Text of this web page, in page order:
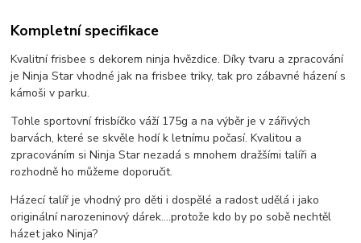
Kompletní specifikace
Kvalitní frisbee s dekorem ninja hvězdice. Díky tvaru a zpracování
je Ninja Star vhodné jak na frisbee triky, tak pro zábavné házení s
kámoši v parku.
Tohle sportovní frisbíčko váží 175g a na výběr je v zářivých
barvách, které se skvěle hodí k letnímu počasí. Kvalitou a
zpracováním si Ninja Star nezadá s mnohem dražšími talíři a
rozhodně ho můžeme doporučit.
Házecí talíř je vhodný pro děti i dospělé a radost udělá i jako
originální narozeninový dárek....protože kdo by po sobě nechtěl
házet jako Ninja?